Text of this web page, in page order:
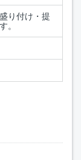
り付け・提
。